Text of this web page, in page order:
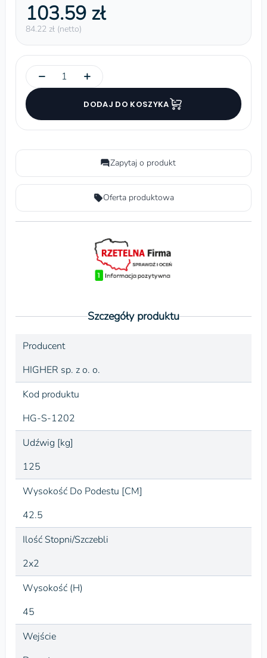
103.59 zł
84.22 zł (netto)
− +
DODAJ DO KOSZYKA
Zapytaj o produkt
Oferta produktowa
Szczegóły produktu
Producent
HIGHER sp. z o. o.
Kod produktu
HG-S-1202
Udźwig [kg]
125
Wysokość Do Podestu [CM]
42.5
Ilość Stopni/Szczebli
2x2
Wysokość (H)
45
Wejście